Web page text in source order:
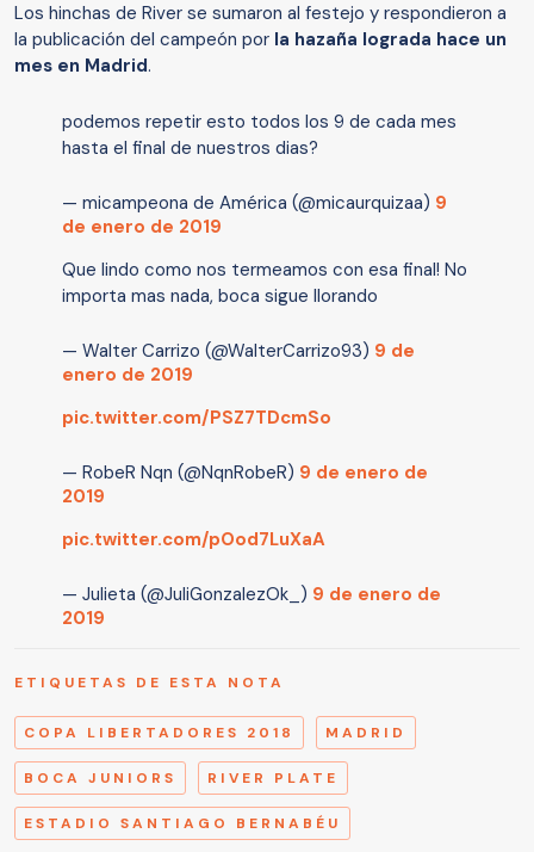
Los hinchas de River se sumaron al festejo y respondieron a
la publicación del campeón por la hazaña lograda hace un
mes en Madrid.
podemos repetir esto todos los 9 de cada mes
hasta el final de nuestros dias?
— micampeona de América (@micaurquizaa) 9
de enero de 2019
Que lindo como nos termeamos con esa final! No
importa mas nada, boca sigue llorando
— Walter Carrizo (@WalterCarrizo93) 9 de
enero de 2019
pic.twitter.com/PSZ7TDcmSo
— RobeR Nqn (@NqnRobeR) 9 de enero de
2019
pic.twitter.com/pOod7LuXaA
— Julieta (@JuliGonzalezOk_) 9 de enero de
2019
ETIQUETAS DE ESTA NOTA
COPA LIBERTADORES 2018 MADRID
BOCA JUNIORS RIVER PLATE
ESTADIO SANTIAGO BERNABÉU